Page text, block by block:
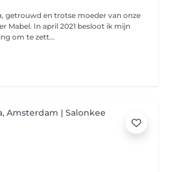
getrouwd en trotse moeder van onze
Mabel. In april 2021 besloot ik mijn
om te zett...